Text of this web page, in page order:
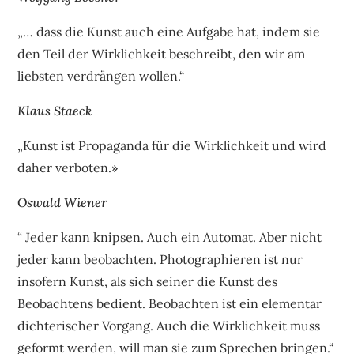
„… dass die Kunst auch eine Aufgabe hat, indem sie
den Teil der Wirklichkeit beschreibt, den wir am
liebsten verdrängen wollen.“
Klaus Staeck
„Kunst ist Propaganda für die Wirklichkeit und wird
daher verboten.»
Oswald Wiener
“ Jeder kann knipsen. Auch ein Automat. Aber nicht
jeder kann beobachten. Photographieren ist nur
insofern Kunst, als sich seiner die Kunst des
Beobachtens bedient. Beobachten ist ein elementar
dichterischer Vorgang. Auch die Wirklichkeit muss
geformt werden, will man sie zum Sprechen bringen.“